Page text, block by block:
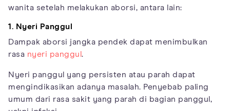
wanita setelah melakukan aborsi, antara lain:
1. Nyeri Panggul
Dampak aborsi jangka pendek dapat menimbulkan
rasa nyeri panggul .
Nyeri panggul yang persisten atau parah dapat
mengindikasikan adanya masalah. Penyebab paling
umum dari rasa sakit yang parah di bagian panggul,